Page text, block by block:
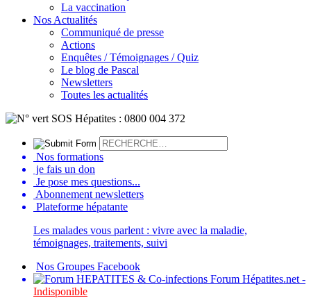
La vaccination
Nos Actualités
Communiqué de presse
Actions
Enquêtes / Témoignages / Quiz
Le blog de Pascal
Newsletters
Toutes les actualités
Nos formations
je fais un don
Je pose mes questions...
Abonnement newsletters
Plateforme hépatante
Les malades vous parlent : vivre avec la maladie,
témoignages, traitements, suivi
Nos Groupes Facebook
Forum Hépatites.net -
Indisponible